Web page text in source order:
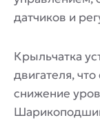
датчиков и
Крыльчатка
двигателя,
снижение